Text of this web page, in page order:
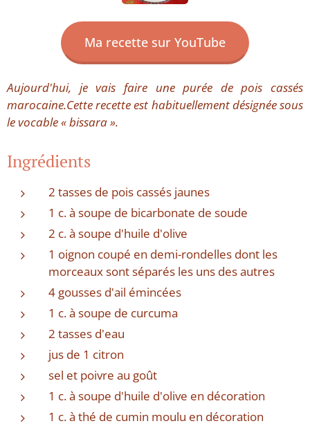
Ma recette sur YouTube
Aujourd'hui, je vais faire une purée de pois cassés
marocaine.Cette recette est habituellement désignée sous
le vocable « bissara ».
Ingrédients
2 tasses de pois cassés jaunes
1 c. à soupe de bicarbonate de soude
2 c. à soupe d'huile d'olive
1 oignon coupé en demi-rondelles dont les
morceaux sont séparés les uns des autres
4 gousses d'ail émincées
1 c. à soupe de curcuma
2 tasses d'eau
jus de 1 citron
sel et poivre au goût
1 c. à soupe d'huile d'olive en décoration
1 c. à thé de cumin moulu en décoration